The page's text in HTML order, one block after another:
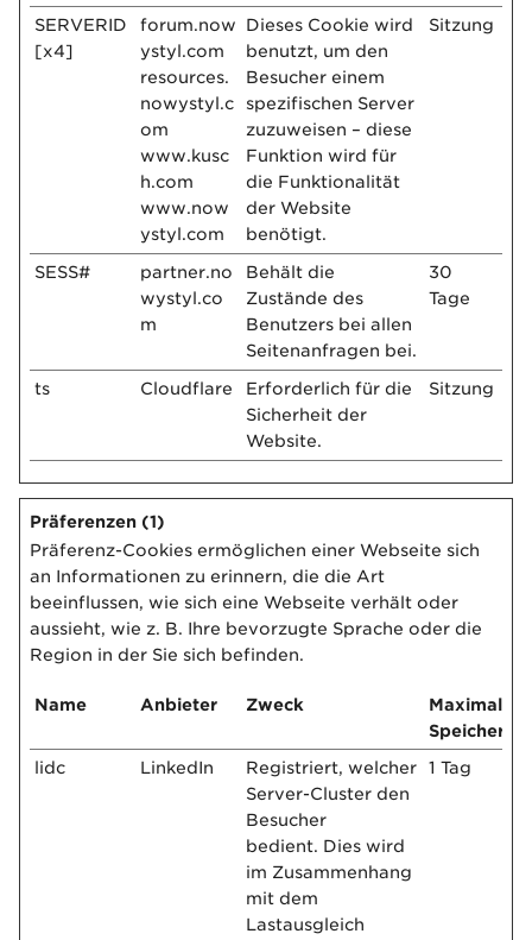
SERVERID
[x4]
forum.now
ystyl.com
resources.
nowystyl.c
om
www.kusc
h.com
www.now
ystyl.com
Dieses Cookie wird
benutzt, um den
Besucher einem
spezifischen Server
zuzuweisen – diese
Funktion wird für
die Funktionalität
der Website
benötigt.
Sitzung
SESS#
partner.no
wystyl.co
m
Behält die
Zustände des
Benutzers bei allen
Seitenanfragen bei.
30
Tage
ts Cloudflare
Erforderlich für die
Sicherheit der
Website.
Sitzung
Präferenzen (1)
Präferenz-Cookies ermöglichen einer Webseite sich
an Informationen zu erinnern, die die Art
beeinflussen, wie sich eine Webseite verhält oder
aussieht, wie z. B. Ihre bevorzugte Sprache oder die
Region in der Sie sich befinden.
Name Anbieter Zweck
Maximale
lidc
LinkedIn
Registriert, welcher
Server-Cluster den
Besucher
bedient. Dies wird
im Zusammenhang
mit dem
Lastausgleich
1 Tag